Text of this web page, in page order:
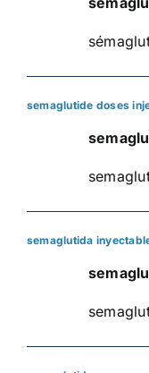
semaglutide doses
semaglutida